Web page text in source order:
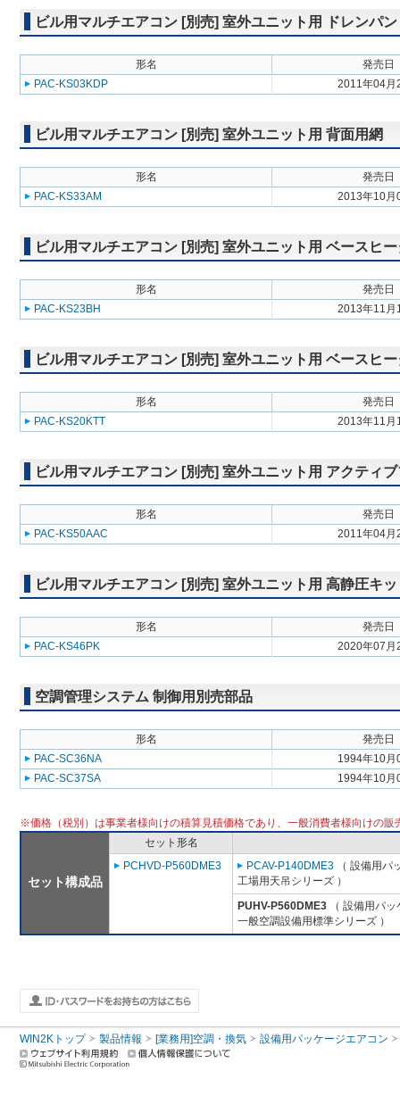
ビル用マルチエアコン [別売] 室外ユニット用 ドレンパン
形名
発売日
PAC-KS03KDP
2011年04月
ビル用マルチエアコン [別売] 室外ユニット用 背面用網
形名
発売日
PAC-KS33AM
2013年10月
ビル用マルチエアコン [別売] 室外ユニット用 ベースヒ
形名
発売日
PAC-KS23BH
2013年11月
ビル用マルチエアコン [別売] 室外ユニット用 ベースヒ
形名
発売日
PAC-KS20KTT
2013年11月
ビル用マルチエアコン [別売] 室外ユニット用 アクティ
形名
発売日
PAC-KS50AAC
2011年04月
ビル用マルチエアコン [別売] 室外ユニット用 高静圧キッ
形名
発売日
PAC-KS46PK
2020年07月
空調管理システム 制御用別売部品
形名
発売日
PAC-SC36NA
1994年10月
PAC-SC37SA
1994年10月
※価格（税別）は事業者様向けの積算見積価格であり、一般消費者様向けの販
セット構成品
セット形名
PCHVD-P560DME3
PCAV-P140DME3 （ 設備用パ
工場用天吊シリーズ ）
PUHV-P560DME3 （ 設備用パ
一般空調設備用標準シリーズ ）
WIN2Kトップ 製品情報 [業務用]空調・換気 設備用パッケージエアコン